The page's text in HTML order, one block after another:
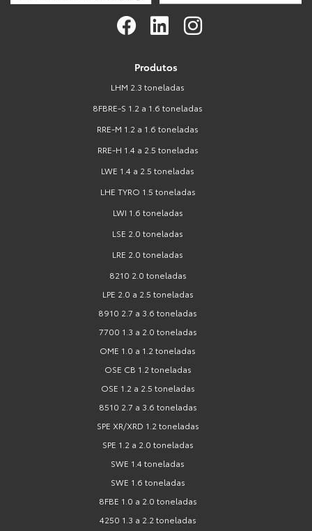
Produtos
LHM 2.3 toneladas
8FBRE-S 1.2 a 1.6 toneladas
RRE-M 1.2 a 1.6 toneladas
RRE-H 1.4 a 2.5 toneladas
LWE 1.4 a 2.5 toneladas
LHE TYRO 1.5 toneladas
LWI 1.6 toneladas
LSE 2.0 toneladas
LRE 2.0 toneladas
8210 2.0 toneladas
LPE 2.0 a 2.5 toneladas
8910 2.7 a 3.6 toneladas
7700 1.3 a 2.0 toneladas
OME 1.0 a 1.2 toneladas
OSE CB 1.2 toneladas
OSE 1.2 a 2.5 toneladas
8510 2.7 a 3.6 toneladas
SPE XR/XRD 1.2 toneladas
SPE 1.2 a 2.0 toneladas
SWE 1.4 toneladas
SWE 1.6 toneladas
8FBE 1.0 a 2.0 toneladas
4250 1.3 a 2.2 toneladas